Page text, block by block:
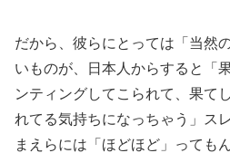
だから、彼らにとっては「当然
いものが、日本人からすると「
ンティングしてこられて、果て
れてる気持ちになっちゃう」ス
まえらには「ほどほど」っても